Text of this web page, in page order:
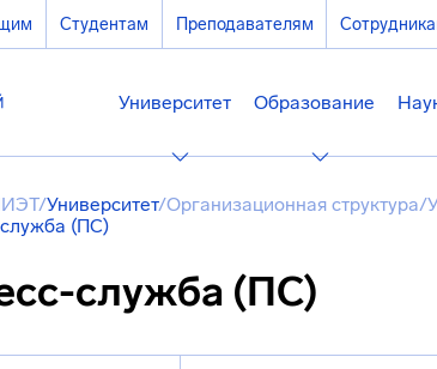
Студентам Преподавателям
Университет Образование
/Университет/Организационная структура/
(ПС)
служба (ПС)